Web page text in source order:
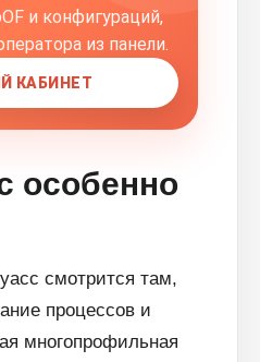
и конфигураций,
из панели.
КАБИНЕТ
особенно
смотрится там,
процессов и
многопрофильная